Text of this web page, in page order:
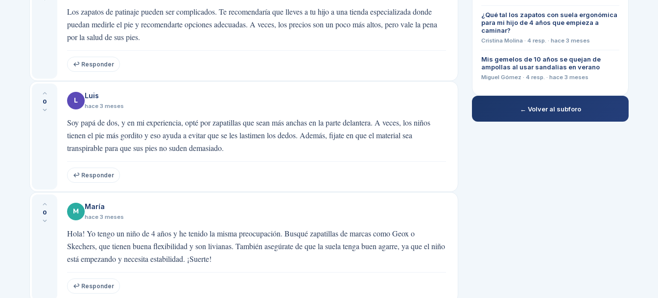
Los zapatos de patinaje pueden ser complicados. Te recomendaría que lleves a tu hijo a una tienda especializada donde
puedan medirle el pie y recomendarte opciones adecuadas. A veces, los precios son un poco más altos, pero vale la pena
por la salud de sus pies.
↩ Responder
0 L
Luis
hace 3 meses
Soy papá de dos, y en mi experiencia, opté por zapatillas que sean más anchas en la parte delantera. A veces, los niños
tienen el pie más gordito y eso ayuda a evitar que se les lastimen los dedos. Además, fijate en que el material sea
transpirable para que sus pies no suden demasiado.
↩ Responder
0 M
María
hace 3 meses
Hola! Yo tengo un niño de 4 años y he tenido la misma preocupación. Busqué zapatillas de marcas como Geox o
Skechers, que tienen buena flexibilidad y son livianas. También asegúrate de que la suela tenga buen agarre, ya que el niño
está empezando y necesita estabilidad. ¡Suerte!
↩ Responder
¿Qué tal los zapatos con suela ergonómica
para mi hijo de 4 años que empieza a
caminar?
Cristina Molina · 4 resp. · hace 3 meses
Mis gemelos de 10 años se quejan de
ampollas al usar sandalias en verano
Miguel Gómez · 4 resp. · hace 3 meses
← Volver al subforo